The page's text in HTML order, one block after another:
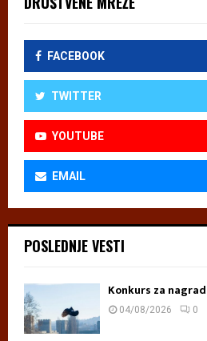
FACEBOOK
TWITTER
YOUTUBE
EMAIL
POSLEDNJE VESTI
Konkurs za
04/08/2026 0